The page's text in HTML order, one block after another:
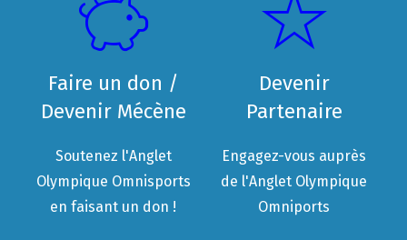
Faire un don /
Devenir Mécène
Soutenez l'Anglet
Olympique Omnisports
en faisant un don !
Devenir
Partenaire
Engagez-vous auprès
de l'Anglet Olympique
Omniports